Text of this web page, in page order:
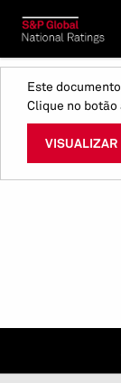
Este
Clique no
VISUALIZAR